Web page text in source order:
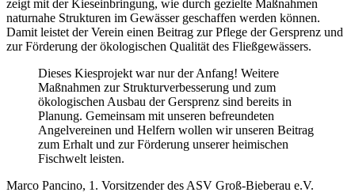
zeigt mit der Kieseinbringung, wie durch gezielte Maßnahmen
naturnahe Strukturen im Gewässer geschaffen werden können.
Damit leistet der Verein einen Beitrag zur Pflege der Gersprenz und
zur Förderung der ökologischen Qualität des Fließgewässers.
Dieses Kiesprojekt war nur der Anfang! Weitere
Maßnahmen zur Strukturverbesserung und zum
ökologischen Ausbau der Gersprenz sind bereits in
Planung. Gemeinsam mit unseren befreundeten
Angelvereinen und Helfern wollen wir unseren Beitrag
zum Erhalt und zur Förderung unserer heimischen
Fischwelt leisten.
Marco Pancino, 1. Vorsitzender des ASV Groß-Bieberau e.V.